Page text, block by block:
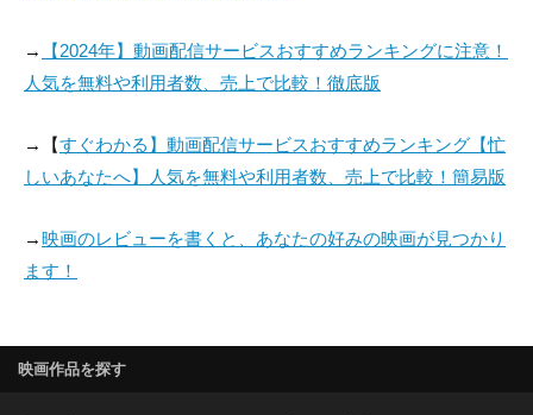
→
【2024年】動画配信サービスおすすめランキングに注意！
人気を無料や利用者数、売上で比較！徹底版
→【すぐわかる】動画配信サービスおすすめランキング【忙
しいあなたへ】人気を無料や利用者数、売上で比較！簡易版
→映画のレビューを書くと、あなたの好みの映画が見つかり
ます！
映画作品を探す